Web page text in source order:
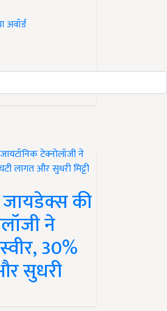
अवॉर्ड
की
ने
30%
सुधरी